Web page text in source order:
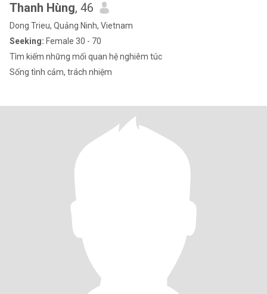
Thanh Hùng, 46
Dong Trieu, Quảng Ninh, Vietnam
Seeking: Female 30 - 70
Tìm kiếm những mối quan hệ nghiêm túc
Sống tình cảm, trách nhiệm